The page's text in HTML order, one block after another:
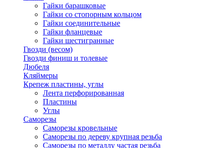
Гайки барашковые
Гайки со стопорным кольцом
Гайки соединительные
Гайки фланцевые
Гайки шестигранные
Гвозди (весом)
Гвозди финиш и толевые
Дюбеля
Кляймеры
Крепеж пластины, углы
Лента перфорированная
Пластины
Углы
Саморезы
Саморезы кровельные
Саморезы по дереву крупная резьба
Саморезы по металлу частая резьба